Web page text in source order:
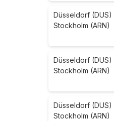
Düsseldorf (DUS)
Stockholm (ARN)
Düsseldorf (DUS)
Stockholm (ARN)
Düsseldorf (DUS)
Stockholm (ARN)